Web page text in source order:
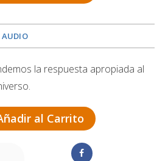
AUDIO
la respuesta apropiada al
al Carrito